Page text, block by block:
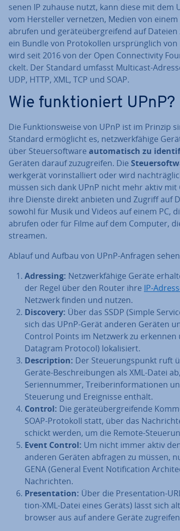
se­nen IP zuhause nutzt, kann diese mit dem
vom Her­stel­ler vernetzen, Medien von
abrufen und ge­rä­te­über­grei­fend auf Dateien
ein Bundle von Pro­to­kol­len ur­sprüng­lich
wird seit 2016 von der Open Con­nec­ti­vi­ty
ckelt. Der Standard umfasst Multicast-
UDP, HTTP, XML, TCP und SOAP.
Wie funk­tio­niert UPnP?
Die Funk­ti­ons­wei­se von UPnP ist im Prinzip
Standard er­mög­licht es, netz­werk­fä­hi­ge
über Steu­er­soft­ware au­to­ma­tisch zu
Geräten darauf zu­zu­grei­fen. Die
werk­ge­rät vor­in­stal­liert oder wird
müssen sich dank UPnP nicht mehr aktiv
ihre Dienste direkt anbieten und Zugriff auf
sowohl für Musik und Videos auf einem PC,
abrufen oder für Filme auf dem Computer,
streamen.
Ablauf und Aufbau von UPnP-Anfragen
Adressing: Netz­werk­fä­hi­ge Geräte
der Regel über den Router ihre IP-
Netzwerk finden und nutzen.
Discovery: Über das SSDP (Simple
sich das UPnP-Gerät anderen Geräten
Control Points im Netzwerk zu
Datagram Protocol) lo­ka­li­siert.
De­scrip­ti­on: Der Steue­rungs­punkt ruft
Geräte-Be­schrei­bun­gen als XML-Datei
Se­ri­en­num­mer, Trei­ber­in­for­ma­tio­nen
Steuerung und Er­eig­nis­se enthält.
Control: Die ge­rä­te­über­grei­fen­de
SOAP-Protokoll statt, über das
schickt werden, um die Remote-
Event Control: Um nicht immer aktiv
anderen Geräten abfragen zu müssen,
GENA (General Event No­ti­fi­ca­ti­on
Nach­rich­ten.
Pre­sen­ta­ti­on: Über die Pre­sen­ta­ti­on-
ti­on-XML-Datei eines Geräts) lässt sich
brow­ser aus auf andere Geräte